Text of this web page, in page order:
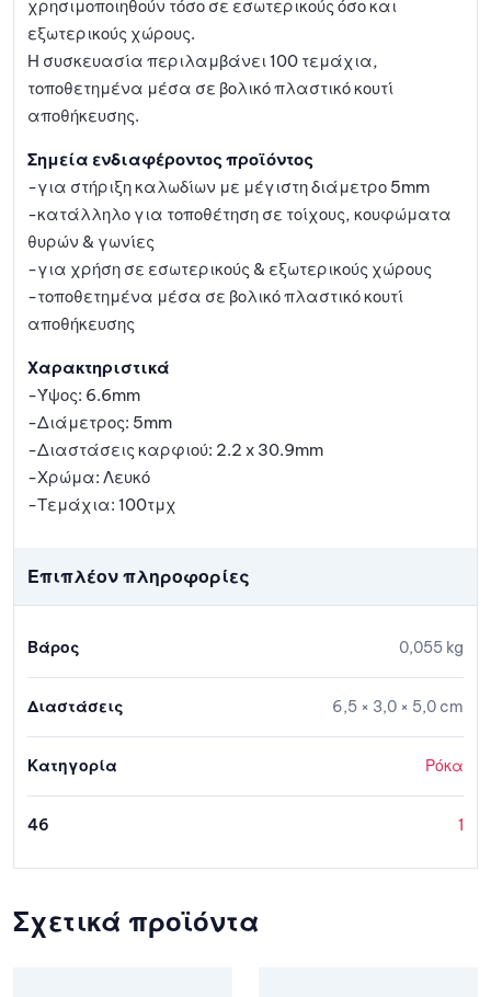
χρησιμοποιηθούν τόσο σε εσωτερικούς όσο και
εξωτερικούς χώρους.
Η συσκευασία περιλαμβάνει 100 τεμάχια,
τοποθετημένα μέσα σε βολικό πλαστικό κουτί
αποθήκευσης.
Σημεία ενδιαφέροντος προϊόντος
-για στήριξη καλωδίων με μέγιστη διάμετρο 5mm
-κατάλληλο για τοποθέτηση σε τοίχους, κουφώματα
θυρών & γωνίες
-για χρήση σε εσωτερικούς & εξωτερικούς χώρους
-τοποθετημένα μέσα σε βολικό πλαστικό κουτί
αποθήκευσης
Χαρακτηριστικά
-Ύψος: 6.6mm
-Διάμετρος: 5mm
-Διαστάσεις καρφιού: 2.2 x 30.9mm
-Χρώμα: Λευκό
-Τεμάχια: 100τμχ
Επιπλέον πληροφορίες
Βάρος 0,055 kg
Διαστάσεις 6,5 × 3,0 × 5,0 cm
Κατηγορία Ρόκα
46 1
Σχετικά προϊόντα